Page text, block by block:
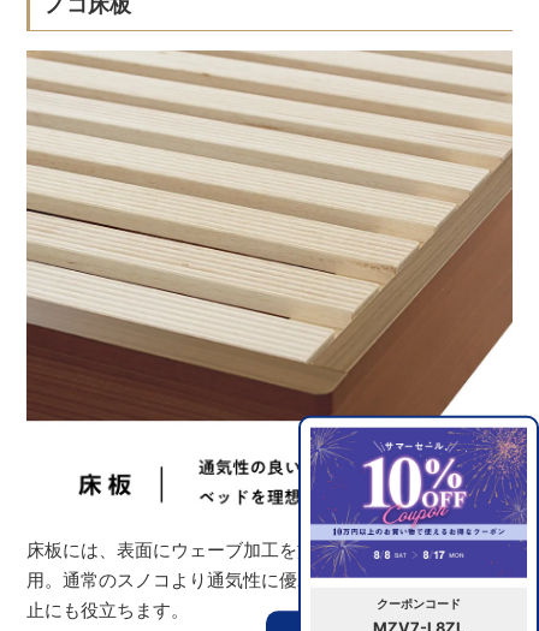
クーポンコード
床板には、表面にウェーブ加工を施したスノコ床板を採
用。通常のスノコより通気性に優れ、マットレスのズレ防
止にも役立ちます。